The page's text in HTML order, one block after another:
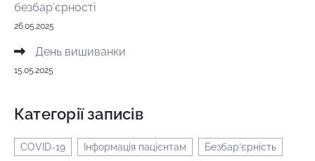
безбар’єрності
26.05.2025
День вишиванки
15.05.2025
Категорії записів
COVID-19 Інформація пацієнтам Безбар’єрність